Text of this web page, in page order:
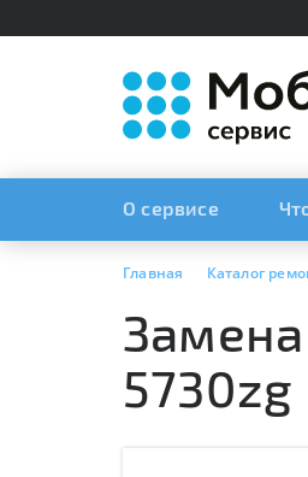
О сервисе
Главная Каталог
Замена
5730zg